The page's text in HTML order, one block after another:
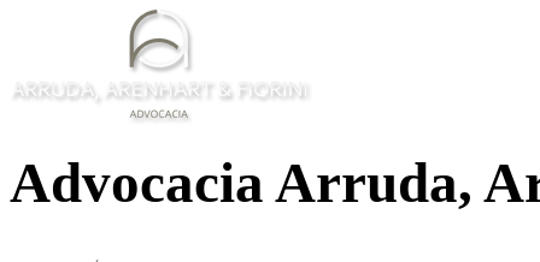
Advocacia Arruda,